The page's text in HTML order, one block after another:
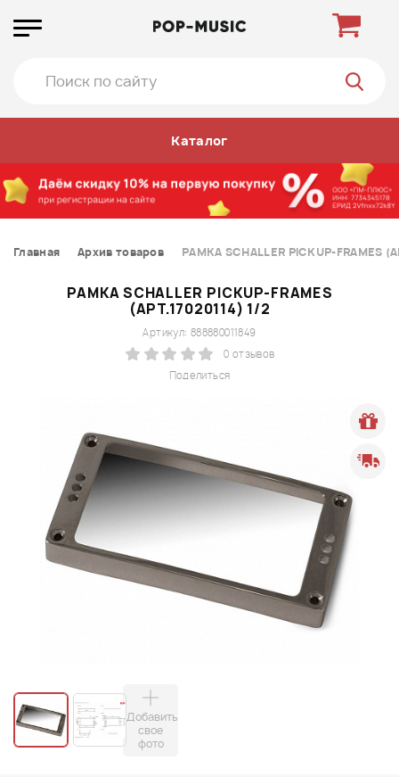
Каталог
Главная Архив товаров РАМКА SCHALLER PICKUP-FRAMES
РАМКА SCHALLER PICKUP-FRAMES
(АРТ.17020114) 1/2
Поделиться
Артикул: 888880011849
0 отзывов
Добавить
свое
фото